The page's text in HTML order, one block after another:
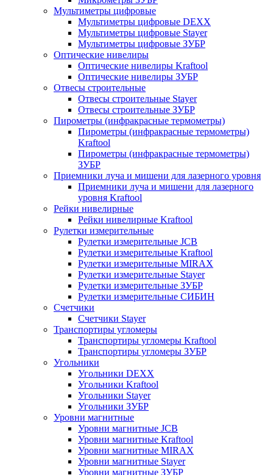
Мультиметры цифровые
Мультиметры цифровые DEXX
Мультиметры цифровые Stayer
Мультиметры цифровые ЗУБР
Оптические нивелиры
Оптические нивелиры Kraftool
Оптические нивелиры ЗУБР
Отвесы строительные
Отвесы строительные Stayer
Отвесы строительные ЗУБР
Пирометры (инфракрасные термометры)
Пирометры (инфракрасные термометры)
Kraftool
Пирометры (инфракрасные термометры)
ЗУБР
Приемники луча и мишени для лазерного уровня
Приемники луча и мишени для лазерного
уровня Kraftool
Рейки нивелирные
Рейки нивелирные Kraftool
Рулетки измерительные
Рулетки измерительные JCB
Рулетки измерительные Kraftool
Рулетки измерительные MIRAX
Рулетки измерительные Stayer
Рулетки измерительные ЗУБР
Рулетки измерительные СИБИН
Счетчики
Счетчики Stayer
Транспортиры угломеры
Транспортиры угломеры Kraftool
Транспортиры угломеры ЗУБР
Угольники
Угольники DEXX
Угольники Kraftool
Угольники Stayer
Угольники ЗУБР
Уровни магнитные
Уровни магнитные JCB
Уровни магнитные Kraftool
Уровни магнитные MIRAX
Уровни магнитные Stayer
Уровни магнитные ЗУБР